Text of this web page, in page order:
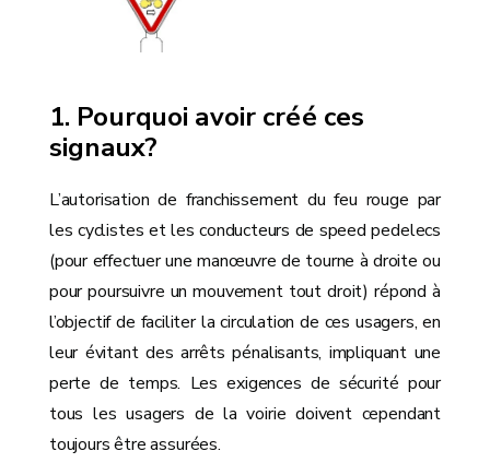
Pourquoi avoir créé ces
signaux?
L’autorisation de franchissement du feu rouge par
les cyclistes et les conducteurs de speed pedelecs
(pour effectuer une manœuvre de tourne à droite ou
pour poursuivre un mouvement tout droit) répond à
l’objectif de faciliter la circulation de ces usagers, en
leur évitant des arrêts pénalisants, impliquant une
perte de temps. Les exigences de sécurité pour
tous les usagers de la voirie doivent cependant
toujours être assurées.